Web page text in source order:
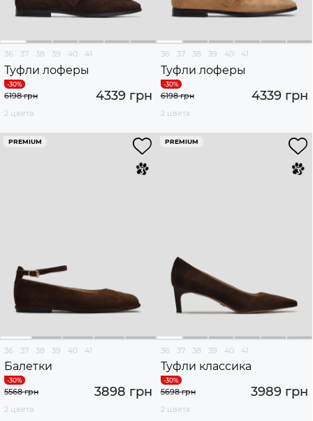
36 37 38 39 40 41
Туфли лоферы
4339 грн
6198 грн
2 цвета
36 37 38 39 40 41
Туфли лоферы
4339 грн
6198 грн
2 цвета
PREMIUM
36 37 38 39 40 41
Балетки
3898 грн
5568 грн
2 цвета
PREMIUM
36 37 38 39 40 41
Туфли классика
3989 грн
5698 грн
2 цвета